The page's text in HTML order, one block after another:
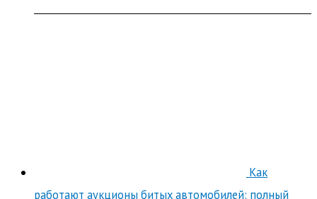
Как
работают аукционы битых автомобилей: полный